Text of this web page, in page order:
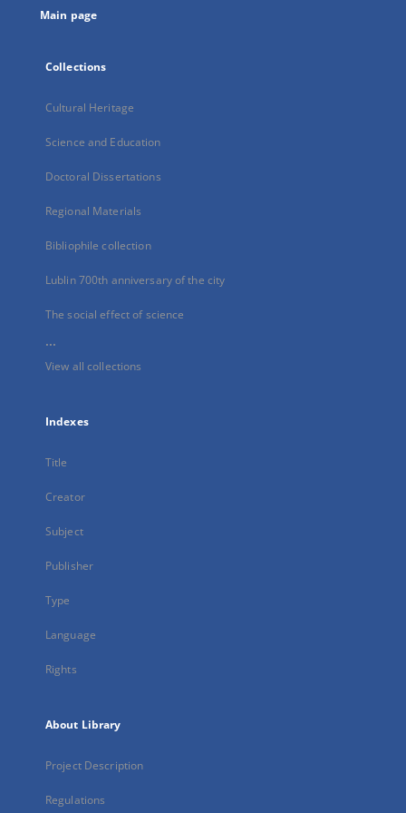
Main page
Collections
Cultural Heritage
Science and Education
Doctoral Dissertations
Regional Materials
Bibliophile collection
Lublin 700th anniversary of the city
The social effect of science
...
View all collections
Indexes
Title
Creator
Subject
Publisher
Type
Language
Rights
About Library
Project Description
Regulations